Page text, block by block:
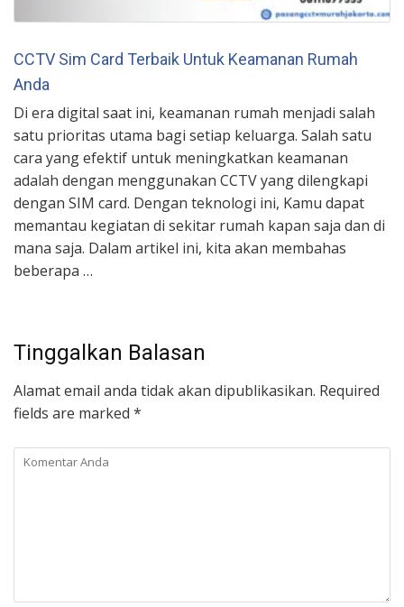
CCTV Sim Card Terbaik Untuk Keamanan Rumah
Anda
Di era digital saat ini, keamanan rumah menjadi salah
satu prioritas utama bagi setiap keluarga. Salah satu
cara yang efektif untuk meningkatkan keamanan
adalah dengan menggunakan CCTV yang dilengkapi
dengan SIM card. Dengan teknologi ini, Kamu dapat
memantau kegiatan di sekitar rumah kapan saja dan di
mana saja. Dalam artikel ini, kita akan membahas
beberapa …
Tinggalkan Balasan
Alamat email anda tidak akan dipublikasikan. Required
fields are marked *